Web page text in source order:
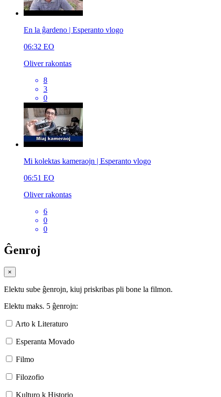
En la ĝardeno | Esperanto vlogo
06:32 EO
Oliver rakontas
8
3
0
Mi kolektas kameraojn | Esperanto vlogo
06:51 EO
Oliver rakontas
6
0
0
Ĝenroj
×
Elektu sube ĝenrojn, kiuj priskribas pli bone la filmon.
Elektu maks. 5 ĝenrojn:
Arto k Literaturo
Esperanta Movado
Filmo
Filozofio
Kulturo k Historio